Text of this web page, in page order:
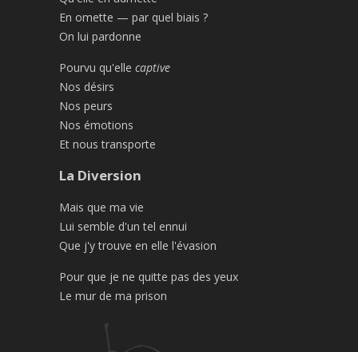
En omette — par quel biais ?
On lui pardonne
Pourvu qu'elle captive
Nos désirs
Nos peurs
Nos émotions
Et nous transporte
La Diversion
Mais que ma vie
Lui semble d'un tel ennui
Que j'y trouve en elle l'évasion
Pour que je ne quitte pas des yeux
Le mur de ma prison